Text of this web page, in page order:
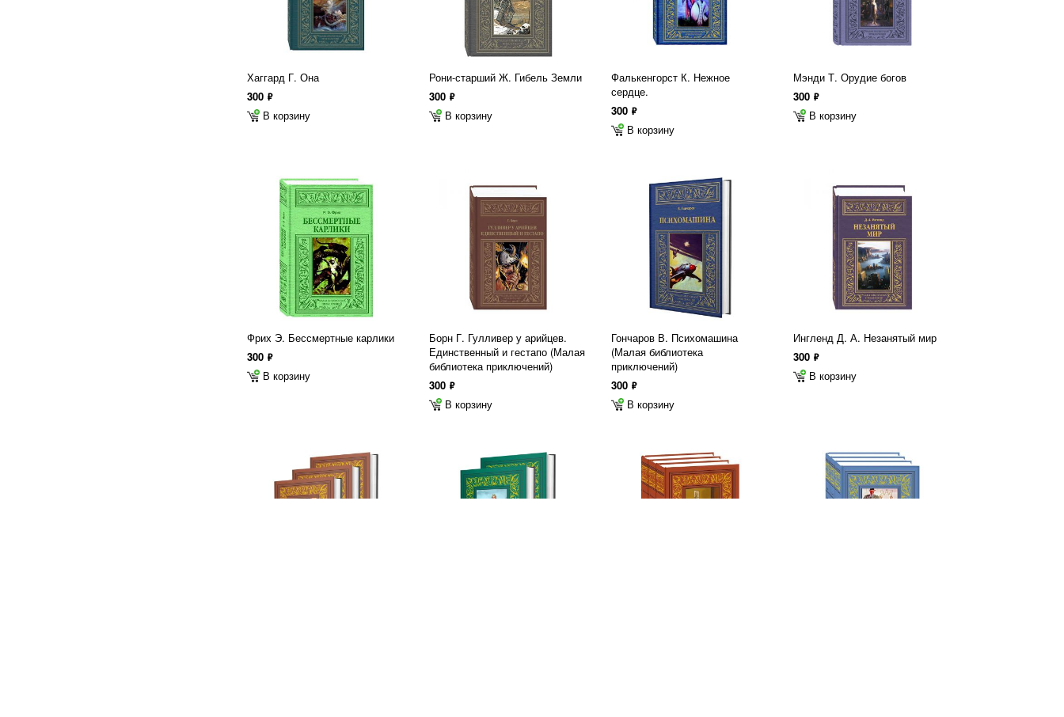
Хаггард Г. Она
300 ф
В корзину
Рони-старший Ж. Гибель Земли
300 ф
В корзину
Фалькенгорст К. Нежное
сердце.
300 ф
В корзину
Мэнди Т. Орудие богов
300 ф
В корзину
Фрих Э. Бессмертные карлики
300 ф
В корзину
Борн Г. Гулливер у арийцев.
Единственный и гестапо (Малая
библиотека приключений)
300 ф
В корзину
Гончаров В. Психомашина
(Малая библиотека
приключений)
300 ф
В корзину
Ингленд Д. А. Незанятый мир
300 ф
В корзину